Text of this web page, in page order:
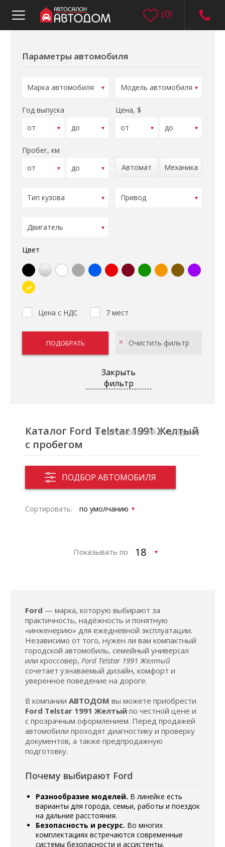
(0)
Параметры автомобиля
Год выпуска Цена, $
Пробег, км
Автомат
Механика
Цвет
Цена с НДС 7 мест
Закрыть
фильтр
Каталог Ford Telstar 1991 Желтый
с пробегом
ПОДБОР АВТОМОБИЛЯ
0 автомобилей в продаже
Сортировать:
Показывать по
Ford — марка, которую выбирают за
практичность, надёжность и понятную
«инженерию» для ежедневной эксплуатации.
Независимо от того, нужен ли вам компактный
городской автомобиль, семейный универсал
или кроссовер, Ford Telstar 1991 Желтый
сочетает узнаваемый дизайн, комфорт и
уверенное поведение на дороге.
В компании АВТОДОМ вы можете приобрести
Ford Telstar 1991 Желтый по честной цене и
с прозрачным оформлением. Перед продажей
автомобили проходят диагностику и проверку
документов, а также предпродажную
подготовку.
Почему выбирают Ford
Разнообразие моделей. В линейке есть
варианты для города, семьи, работы и поездок
на дальние расстояния.
Безопасность и ресурс. Во многих
комплектациях встречаются современные
системы безопасности и ассистенты.